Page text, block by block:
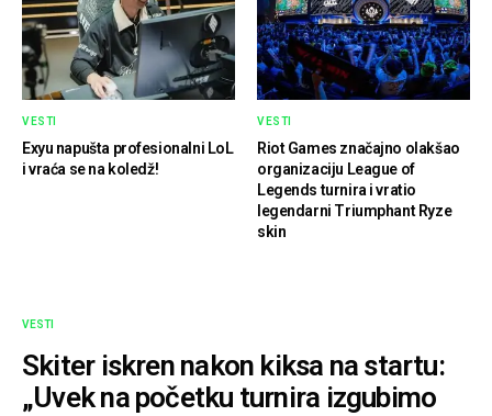
VESTI
Exyu napušta profesionalni LoL
i vraća se na koledž!
VESTI
Riot Games značajno olakšao
organizaciju League of
Legends turnira i vratio
legendarni Triumphant Ryze
skin
VESTI
Skiter iskren nakon kiksa na startu:
„Uvek na početku turnira izgubimo